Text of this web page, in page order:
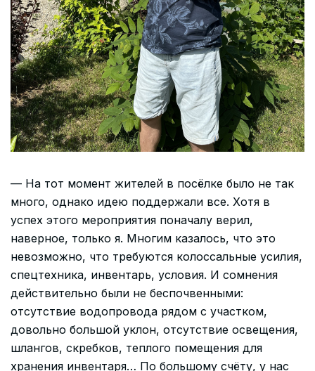
— На тот момент жителей в посёлке было не так
много, однако идею поддержали все. Хотя в
успех этого мероприятия поначалу верил,
наверное, только я. Многим казалось, что это
невозможно, что требуются колоссальные усилия,
спецтехника, инвентарь, условия. И сомнения
действительно были не беспочвенными:
отсутствие водопровода рядом с участком,
довольно большой уклон, отсутствие освещения,
шлангов, скребков, теплого помещения для
хранения инвентаря… По большому счёту, у нас